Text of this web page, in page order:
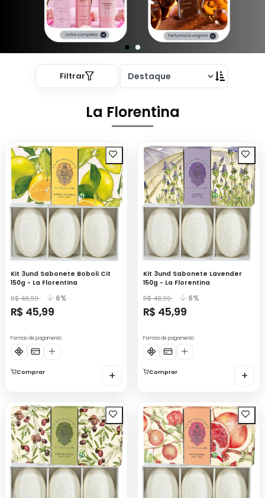
Filtrar
La Florentina
Kit 3und Sabonete Boboli Cit
150g - La Florentina
R$ 48,99 6%
R$ 45,99
Formas de pagamento
Comprar +
Kit 3und Sabonete Lavender
150g - La Florentina
R$ 48,99 6%
R$ 45,99
Formas de pagamento
Comprar +